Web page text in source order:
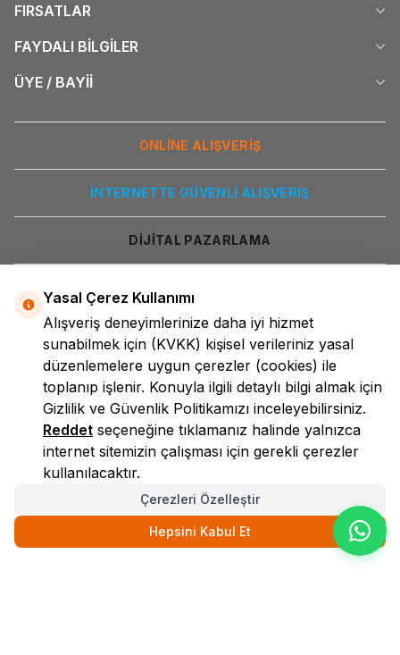
FIRSATLAR
FAYDALI BİLGİLER
ÜYE / BAYİİ
ONLİNE ALIŞVERİŞ
İNTERNETTE GÜVENLİ ALIŞVERİŞ
DİJİTAL PAZARLAMA
LokmanAVM
Yasal Çerez Kullanımı
Alışveriş deneyimlerinize daha iyi hizmet
sunabilmek için (KVKK) kişisel verileriniz yasal
düzenlemelere uygun çerezler (cookies) ile
toplanıp işlenir. Konuyla ilgili detaylı bilgi almak için
Gizlilik ve Güvenlik Politikamızı inceleyebilirsiniz.
Reddet seçeneğine tıklamanız halinde yalnızca
internet sitemizin çalışması için gerekli çerezler
kullanılacaktır.
Çerezleri Özelleştir
Hepsini Kabul Et